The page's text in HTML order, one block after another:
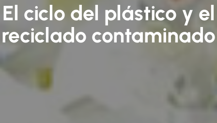
El ciclo del plástico y el
reciclado contaminado